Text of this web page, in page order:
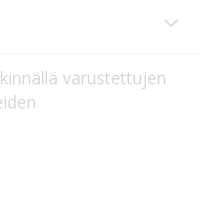
varustettujen